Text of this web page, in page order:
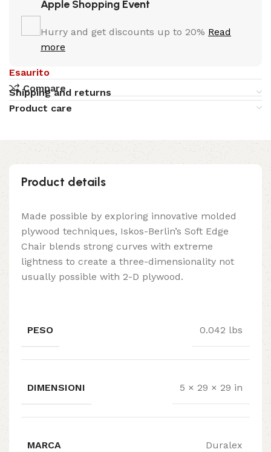
Apple Shopping Event
Hurry and get discounts up to 20% Read
more
Esaurito
Compare
Shipping and returns
Product care
Product details
Made possible by exploring innovative molded
plywood techniques, Iskos-Berlin’s Soft Edge
Chair blends strong curves with extreme
lightness to create a three-dimensionality not
usually possible with 2-D plywood.
PESO 0.042 lbs
DIMENSIONI 5 × 29 × 29 in
MARCA Duralex